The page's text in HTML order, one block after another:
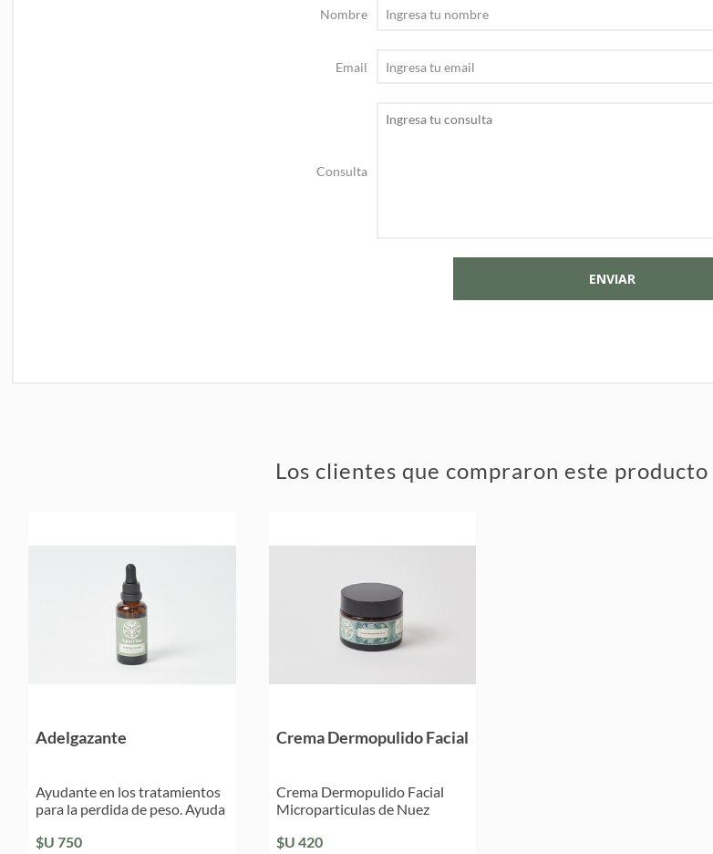
Nombre
Email
Consulta
Los clientes que compraron este
Adelgazante
Ayudante en los tratamientos
para la perdida de peso. Ayuda
organismo , calma ansiedad.
$U 750
Crema Dermopulido Facial
Crema Dermopulido Facial
Microparticulas de Nuez
$U 420